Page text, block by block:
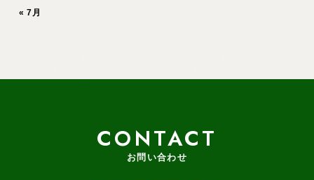
« 7月
CONTACT
お問い合わせ